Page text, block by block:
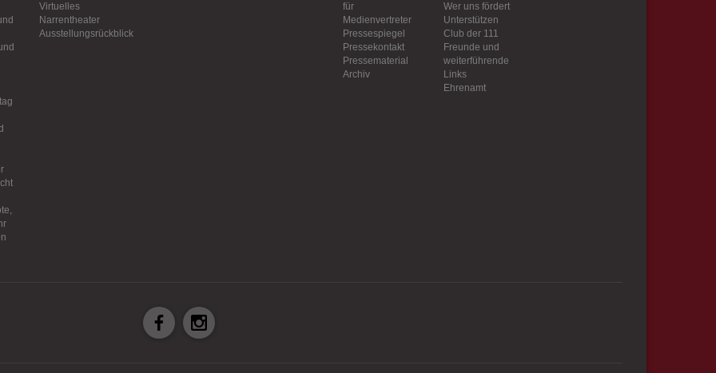
Virtuelles
Narrentheater
Ausstellungsrückblick
für
Medienvertreter
Pressespiegel
Pressekontakt
Pressematerial
Archiv
Wer uns fördert
Unterstützen
Club der 111
Freunde und
weiterführende
Links
Ehrenamt